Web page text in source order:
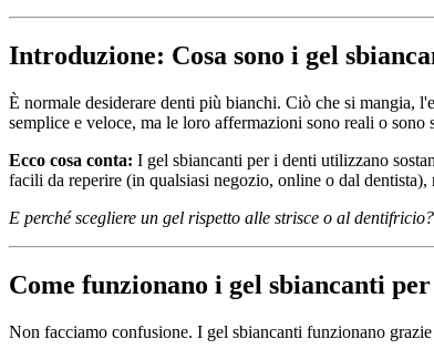
Introduzione: Cosa sono i gel
È normale desiderare denti più bianchi. Ciò che si mangia,
semplice e veloce, ma le loro affermazioni sono reali o sono
Ecco cosa conta: I gel sbiancanti per i denti utilizzano
facili da reperire (in qualsiasi negozio, online o dal
E perché scegliere un gel rispetto alle strisce o al dentifricio?
Come funzionano i gel sbiancanti
Non facciamo confusione. I gel sbiancanti funzionano